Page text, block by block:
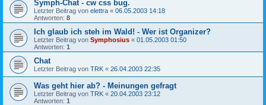
Symph-Chat - cw css bug.
Letzter Beitrag von elettra « 06.05.2003 14:18
Antworten: 8
Ich glaub ich steh im Wald! - Wer ist Organizer?
Letzter Beitrag von Symphosius « 01.05.2003 01:50
Antworten: 1
Chat
Letzter Beitrag von TRK « 26.04.2003 22:35
Was geht hier ab? - Meinungen gefragt
Letzter Beitrag von TRK « 20.04.2003 23:12
Antworten: 1